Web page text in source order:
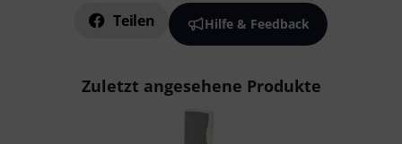
Teilen Hilfe & Feedback
Zuletzt angesehene Produkte